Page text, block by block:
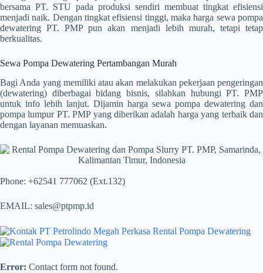
bersama PT. STU pada produksi sendiri membuat tingkat efisiensi
menjadi naik. Dengan tingkat efisiensi tinggi, maka harga sewa pompa
dewatering PT. PMP pun akan menjadi lebih murah, tetapi tetap
berkualitas.
Sewa Pompa Dewatering Pertambangan Murah
Bagi Anda yang memiliki atau akan melakukan pekerjaan pengeringan
(dewatering) diberbagai bidang bisnis, silahkan hubungi PT. PMP
untuk info lebih lanjut. Dijamin harga sewa pompa dewatering dan
pompa lumpur PT. PMP yang diberikan adalah harga yang terbaik dan
dengan layanan memuaskan.
Phone: +62541 777062 (Ext.132)
EMAIL: sales@ptpmp.id
Error: Contact form not found.